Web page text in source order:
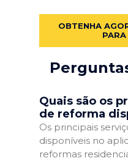
OBTENHA
Quais são os
de reforma
Os principais
disponíveis no
reformas